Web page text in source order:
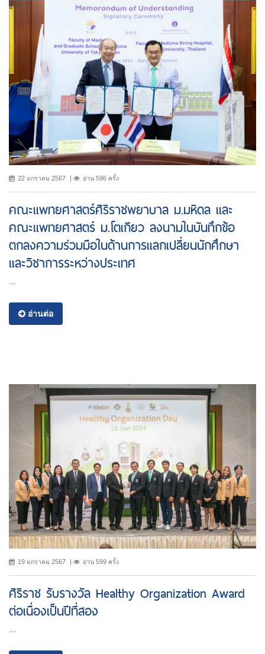
22 มกราคม 2567 อ่าน 596 ครั้ง
คณะแพทยศาสตร์ศิริราชพยาบาล ม.มหิดล และ
คณะแพทยศาสตร์ ม.โตเกียว ลงนามในบันทึกข้อ
ตกลงความร่วมมือในด้านการแลกเปลี่ยนนักศึกษา
และวิชาการระหว่างประเทศ
อ่านต่อ
19 มกราคม 2567 อ่าน 599 ครั้ง
ศิริราช รับรางวัล Healthy Organization Award
ต่อเนื่องเป็นปีที่สอง